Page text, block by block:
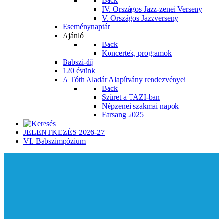
IV. Országos Jazz-zenei Verseny
V. Országos Jazzverseny
Eseménynaptár
Ajánló
Back
Koncertek, programok
Babszi-díj
120 évünk
A Tóth Aladár Alapítvány rendezvényei
Back
Szüret a TAZI-ban
Népzenei szakmai napok
Farsang 2025
JELENTKEZÉS 2026-27
VI. Babszimpózium